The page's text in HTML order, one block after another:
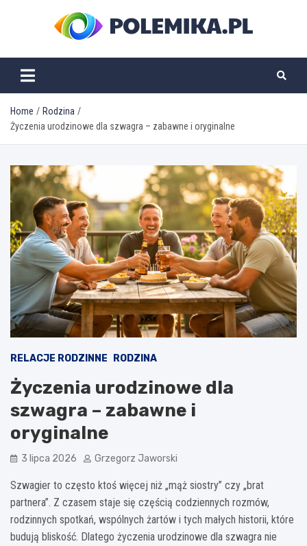
polemika.pl
Home
Rodzina
Życzenia urodzinowe dla szwagra – zabawne i oryginalne
RELACJE RODZINNE RODZINA
Życzenia urodzinowe dla
szwagra – zabawne i
oryginalne
3 lipca 2026 Grzegorz Jaworski
Szwagier to często ktoś więcej niż „mąż siostry” czy „brat
partnera”. Z czasem staje się częścią codziennych rozmów,
rodzinnych spotkań, wspólnych żartów i tych małych historii, które
budują bliskość. Dlatego życzenia urodzinowe dla szwagra nie